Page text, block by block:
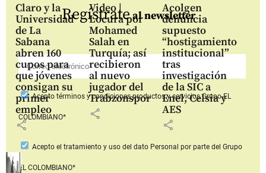
Claro y la
Universidad
de La
Sabana
abren 160
cupos para
que jóvenes
consigan su
primer
empleo
share
Video |
Locura por
Mohamed
Salah en
Turquía; así
recibieron
al nuevo
jugador del
Trabzonspor
share
Acolgen
denuncia
supuesto
“hostigamiento
institucional”
tras
investigación
de la SIC a
Enel, Celsia y
AES
share
Regístrateal newsletter
Aceptotérminos y condiciones productos y serviciosGrupo EL
COLOMBIANO*
Acepto el tratamiento y uso del dato Personal por parte del Grupo
EL COLOMBIANO*